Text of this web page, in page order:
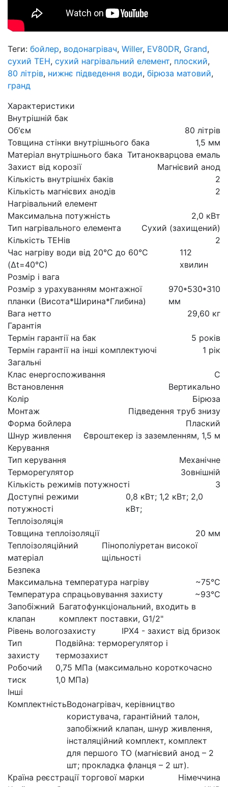
Теги: бойлер, водонагрівач, Willer, EV80DR, Grand,
сухий ТЕН, сухий нагрівальний елемент, плоский,
80 літрів, нижнє підведення води, бірюза матовий,
гранд
Характеристики
Внутрішній бак
Об'єм
80 літрів
Товщина стінки внутрішнього бака
1,5 мм
Матеріал внутрішнього бака Титанокварцова емаль
Захист від корозії
Магнієвий анод
Кількість внутрішніх баків
2
Кількість магнієвих анодів
2
Нагрівальний елемент
Максимальна потужність
2,0 кВт
Тип нагрівального елемента
Сухий (захищений)
Кількість ТЕНів
2
Час нагріву води від 20°С до 60°С
(Δt=40°С)
112
хвилин
Розмір і вага
Розмір з урахуванням монтажної
планки (Висота*Ширина*Глибина)
970*530*310
мм
Вага нетто
29,60 кг
Гарантія
Термін гарантії на бак
5 років
Термін гарантії на інші комплектуючі
1 рік
Загальні
Клас енергоспоживання
C
Встановлення
Вертикально
Колір
Бірюза
Монтаж
Підведення труб знизу
Форма бойлера
Плаский
Шнур живлення
Євроштекер із заземленням, 1,5 м
Керування
Тип керування
Механічне
Терморегулятор
Зовнішній
Кількість режимів потужності
3
Доступні режими
потужності
0,8 кВт; 1,2 кВт; 2,0
кВт;
Теплоізоляція
Товщина теплоізоляції
20 мм
Теплоізоляційний
матеріал
Пінополіуретан високої
щільності
Безпека
Максимальна температура нагріву
~75°C
Температура спрацьовування захисту
~93°C
Запобіжний
клапан
Багатофункціональний, входить в
комплект поставки, G1/2"
Рівень вологозахисту
IPX4 - захист від бризок
Тип
захисту
Подвійна: терморегулятор і
термозахист
Робочий
тиск
0,75 МПа (максимально короткочасно
1,0 МПа)
Інші
КомплектністьВодонагрівач, керівництво
користувача, гарантійний талон,
запобіжний клапан, шнур живлення,
інсталяційний комплект, комплект
для першого ТО (магнієвий анод – 2
шт; прокладка фланця – 2 шт).
Країна реєстрації торгової марки
Німеччина